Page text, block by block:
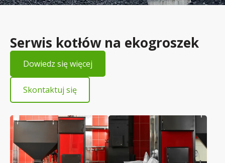
Serwis kotłów na ekogroszek
Dowiedz się więcej
Skontaktuj się